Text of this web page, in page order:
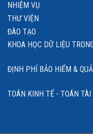
NHIỆM VỤ
THƯ VIỆN
ĐÀO TẠO
KHOA HỌC DỮ LIỆU
ĐỊNH PHÍ BẢO HIỂM &
TOÁN KINH TẾ - TOÁN TÀI